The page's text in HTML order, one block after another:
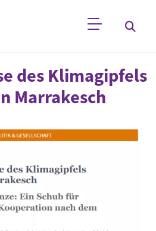
des Klimagipfels
Marrakesch